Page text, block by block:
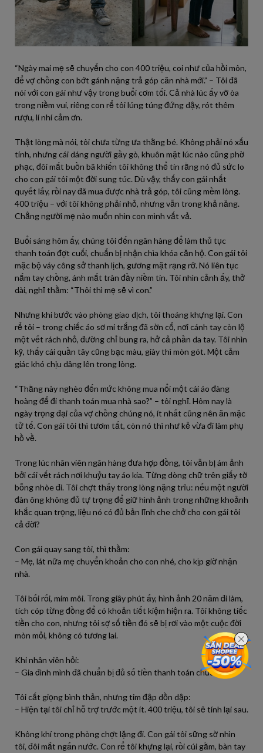
“Ngày mai mẹ sẽ chuyển cho con 400 triệu, coi như của hồi môn,
để vợ chồng con bớt gánh nặng trả góp căn nhà mới.” – Tôi đã
nói với con gái như vậy trong buổi cơm tối. Cả nhà lúc ấy vỡ òa
trong niềm vui, riêng con rể tôi lúng túng đứng dậy, rót thêm
rượu, lí nhí cảm ơn.
Thật lòng mà nói, tôi chưa từng ưa thằng bé. Không phải nó xấu
tính, nhưng cái dáng người gầy gò, khuôn mặt lúc nào cũng phờ
phạc, đôi mắt buồn bã khiến tôi không thể tin rằng nó đủ sức lo
cho con gái tôi một đời sung túc. Dù vậy, thấy con gái nhất
quyết lấy, rồi nay đã mua được nhà trả góp, tôi cũng mềm lòng.
400 triệu – với tôi không phải nhỏ, nhưng vẫn trong khả năng.
Chẳng người mẹ nào muốn nhìn con mình vất vả.
Buổi sáng hôm ấy, chúng tôi đến ngân hàng để làm thủ tục
thanh toán đợt cuối, chuẩn bị nhận chìa khóa căn hộ. Con gái tôi
mặc bộ váy công sở thanh lịch, gương mặt rạng rỡ. Nó liên tục
nắm tay chồng, ánh mắt tràn đầy niềm tin. Tôi nhìn cảnh ấy, thở
dài, nghĩ thầm: “Thôi thì mẹ sẽ vì con.”
Nhưng khi bước vào phòng giao dịch, tôi thoáng khựng lại. Con
rể tôi – trong chiếc áo sơ mi trắng đã sờn cổ, nơi cánh tay còn lộ
một vết rách nhỏ, đường chỉ bung ra, hở cả phần da tay. Tôi nhìn
kỹ, thấy cái quần tây cũng bạc màu, giày thì mòn gót. Một cảm
giác khó chịu dâng lên trong lòng.
“Thằng này nghèo đến mức không mua nổi một cái áo đàng
hoàng để đi thanh toán mua nhà sao?” – tôi nghĩ. Hôm nay là
ngày trọng đại của vợ chồng chúng nó, ít nhất cũng nên ăn mặc
tử tế. Con gái tôi thì tươm tất, còn nó thì như kẻ vừa đi làm phụ
hồ về.
Trong lúc nhân viên ngân hàng đưa hợp đồng, tôi vẫn bị ám ảnh
bởi cái vết rách nơi khuỷu tay áo kia. Từng dòng chữ trên giấy tờ
bỗng nhòe đi. Tôi chợt thấy trong lòng nặng trĩu: nếu một người
đàn ông không đủ tự trọng để giữ hình ảnh trong những khoảnh
khắc quan trọng, liệu nó có đủ bản lĩnh che chở cho con gái tôi
cả đời?
Con gái quay sang tôi, thì thầm:
– Mẹ, lát nữa mẹ chuyển khoản cho con nhé, cho kịp giờ nhận
nhà.
Tôi bối rối, mím môi. Trong giây phút ấy, hình ảnh 20 năm đi làm,
tích cóp từng đồng để có khoản tiết kiệm hiện ra. Tôi không tiếc
tiền cho con, nhưng tôi sợ số tiền đó sẽ bị rơi vào một cuộc đời
mòn mỏi, không có tương lai.
Khi nhân viên hỏi:
– Gia đình mình đã chuẩn bị đủ số tiền thanh toán chưa ạ?
Tôi cất giọng bình thản, nhưng tim đập dồn dập:
– Hiện tại tôi chỉ hỗ trợ trước một ít. 400 triệu, tôi sẽ tính lại sau.
Không khí trong phòng chợt lặng đi. Con gái tôi sững sờ nhìn
tôi, đôi mắt ngấn nước. Con rể tôi khựng lại, rồi cúi gằm, bàn tay